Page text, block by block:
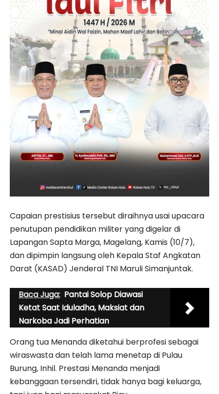
Capaian prestisius tersebut diraihnya usai upacara
penutupan pendidikan militer yang digelar di
Lapangan Sapta Marga, Magelang, Kamis (10/7),
dan dipimpin langsung oleh Kepala Staf Angkatan
Darat (KASAD) Jenderal TNI Maruli Simanjuntak.
Baca Juga: Pantai Solop Diawasi
Ketat Saat Iduladha, Maksiat dan
Narkoba Jadi Perhatian
Orang tua Menanda diketahui berprofesi sebagai
wiraswasta dan telah lama menetap di Pulau
Burung, Inhil. Prestasi Menanda menjadi
kebanggaan tersendiri, tidak hanya bagi keluarga,